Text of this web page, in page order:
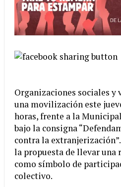
Organizaciones sociales y
una movilización este
horas, frente a la
bajo la consigna
contra la
la propuesta de llevar una
como símbolo de
colectivo.